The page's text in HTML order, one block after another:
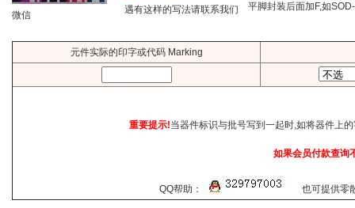
微信 遇有这样的写法请联系我们
平脚封装后面加F,如
元件实际的印字或代码 Marking
重要提示!当器件标识与批号写到一起时,如将器件上
如果会员付款查询
QQ帮助： 也可提供零